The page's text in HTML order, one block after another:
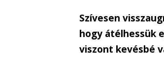
Szívesen
hogy átélhessük
viszont kevésbé